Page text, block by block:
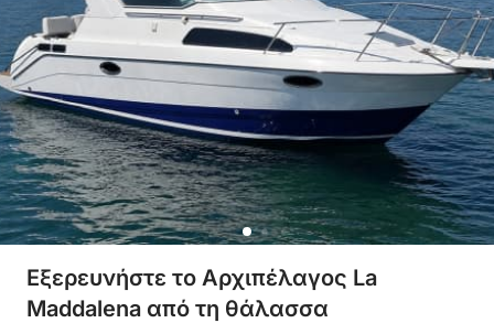
Εξερευνήστε το Αρχιπέλαγος La
Maddalena από τη θάλασσα